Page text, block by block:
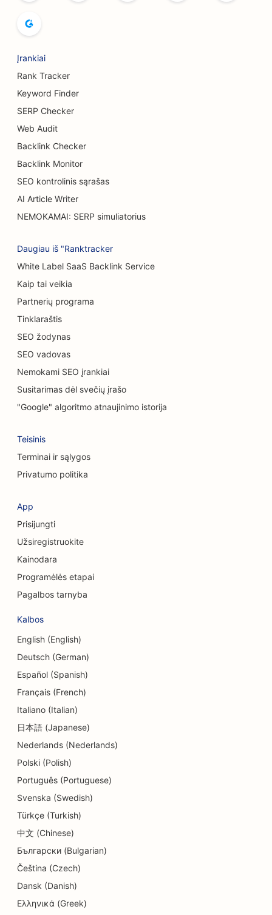
SEO krūtų didinimo paslaugoms
SEO švediško stalo restoranams
SEO mėsainių sunkvežimiams
SEO kavinėms
SEO tortų parduotuvėms
SEO automobilių salonams
Valymo paslaugų SEO
SEO chiropraktikams
SEO kačių kavinėms
Cheminio šveitimo paslaugų SEO
SEO drabužių parduotuvėms
SEO kavos parduotuvėms
SEO kosmetikos chirurgams
SEO konsultacinėms įmonėms
Delis SEO
SEO skolų konsultavimo paslaugoms
Valiutos keitimo paslaugų SEO
Šokių studijų SEO
Dermabrazijos paslaugų SEO
SEO optimizavimas vaikų priežiūros centrams
SEO odontologijos klinikoms
SEO restoranams
SEO keksiukų parduotuvėms
SEO švietimo ir vaikų priežiūros paslaugoms
SEO parduotuvėms, kuriose prekiaujama
keksiukais
SEO elektrikams
SEO sausoms valykloms
SEO elektronikos parduotuvėms
Įrankiai
Rank Tracker
Keyword Finder
SERP Checker
Web Audit
Backlink Checker
Backlink Monitor
SEO kontrolinis sąrašas
AI Article Writer
NEMOKAMAI: SERP simuliatorius
Daugiau iš "Ranktracker
White Label SaaS Backlink Service
Kaip tai veikia
Partnerių programa
Tinklaraštis
SEO žodynas
SEO vadovas
Nemokami SEO įrankiai
Susitarimas dėl svečių įrašo
"Google" algoritmo atnaujinimo istorija
Teisinis
Terminai ir sąlygos
Privatumo politika
App
Prisijungti
Užsiregistruokite
Kainodara
Programėlės etapai
Pagalbos tarnyba
Kalbos
English (English)
Deutsch (German)
Español (Spanish)
Français (French)
Italiano (Italian)
日本語 (Japanese)
Nederlands (Nederlands)
Polski (Polish)
Português (Portuguese)
Svenska (Swedish)
Türkçe (Turkish)
中文 (Chinese)
Български (Bulgarian)
Čeština (Czech)
Dansk (Danish)
Ελληνικά (Greek)